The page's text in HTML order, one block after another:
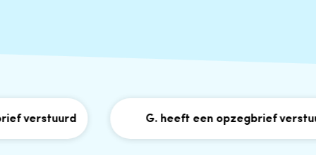
G. heeft een opzegbrief verstuurd